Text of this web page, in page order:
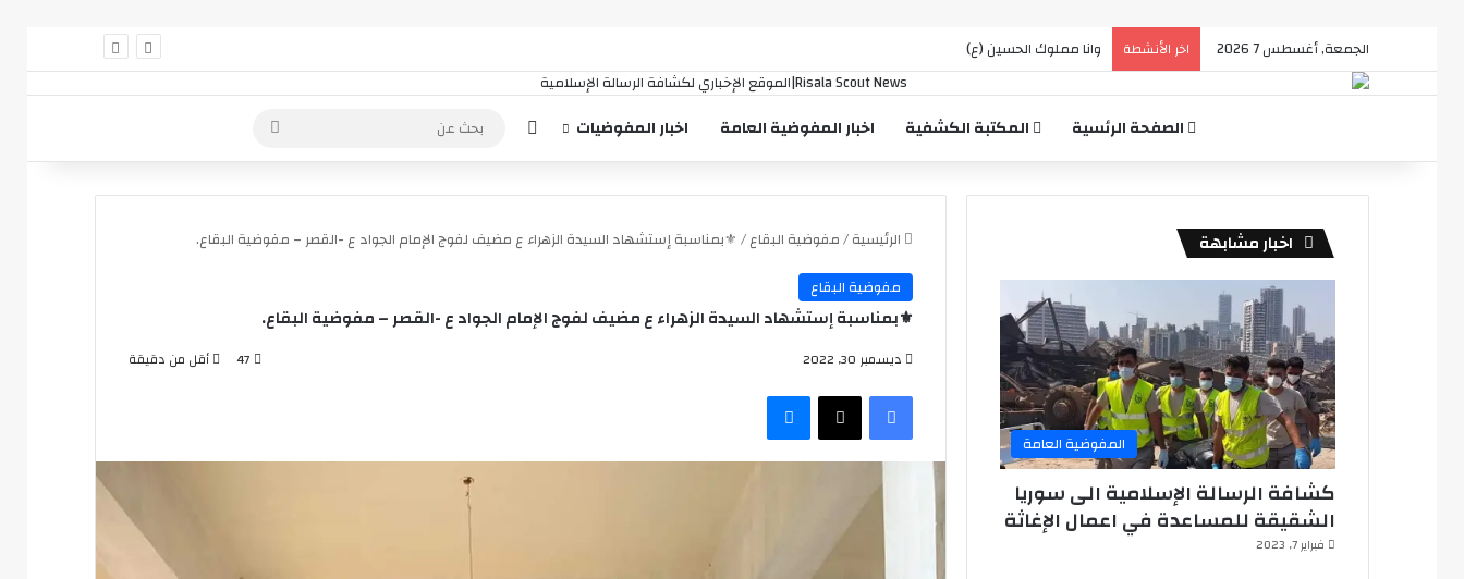
الجمعة, أغسطس 7 2026 اخر الأنشطة A touch of Magic
الصفحة الرئسية المكتبة الكشفية اخبار المفوضية العامة اخبار المفوضيات إضافة عمود جانبي
عن
الرئيسية/مفوضية البقاع/ ⚜️بمناسبة إستشهاد السيدة الزهراء ع مضيف لفوج الإمام الجواد ع -القصر – مفوضية البقاع.
مفوضية البقاع
⚜️بمناسبة إستشهاد السيدة الزهراء ع مضيف لفوج الإمام الجواد ع -القصر – مفوضية البقاع.
ديسمبر 30, 2022 47 أقل من دقيقة
فيسبوك
‫X ماسنجر
اخبار مشابهة
المفوضية العامة
كشافة الرسالة الإسلامية الى سوريا
الشقيقة للمساعدة في اعمال الإغاثة
فبراير 7, 2023